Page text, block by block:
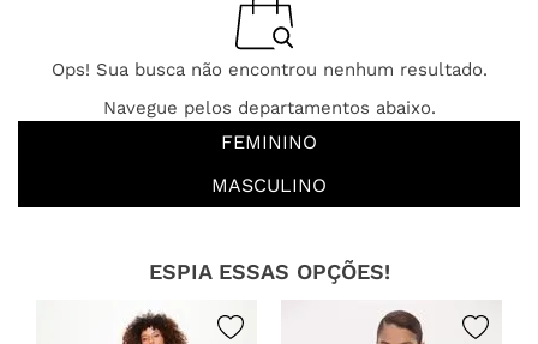
Ops! Sua busca não encontrou nenhum resultado.
Navegue pelos departamentos abaixo.
FEMININO
MASCULINO
ESPIA ESSAS OPÇÕES!